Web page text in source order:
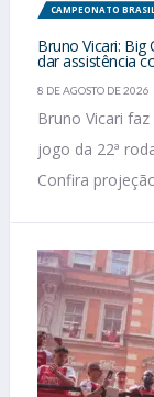
CAMPEONATO
Bruno Vicari:
dar assistência
8 DE AGOSTO DE 2026
Bruno Vicari
jogo da 22ª
Confira